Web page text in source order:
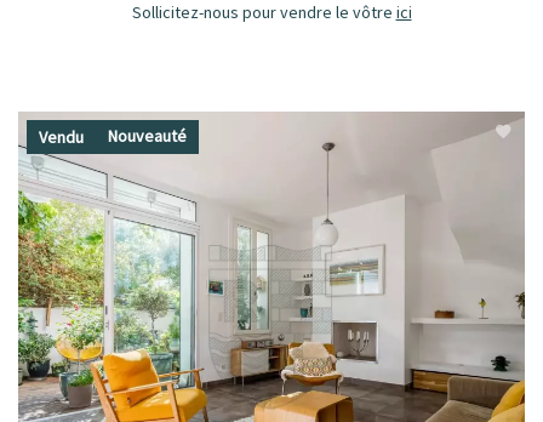
Sollicitez-nous pour vendre le vôtre ici
Vendu Nouveauté